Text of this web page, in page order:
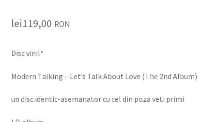
lei119,00 RON
Disc vinil*
Modern Talking – Let’s Talk About Love (The 2nd Album)
un disc identic-asemanator cu cel din poza veti primi